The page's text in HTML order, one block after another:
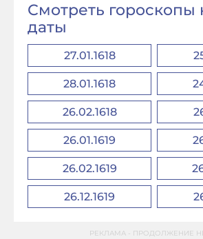
Смотреть гороскопы
даты
27.01.1618
28.01.1618
26.02.1618
26.01.1619
26.02.1619
26.12.1619
РЕКЛАМА - ПРОДОЛЖЕНИЕ